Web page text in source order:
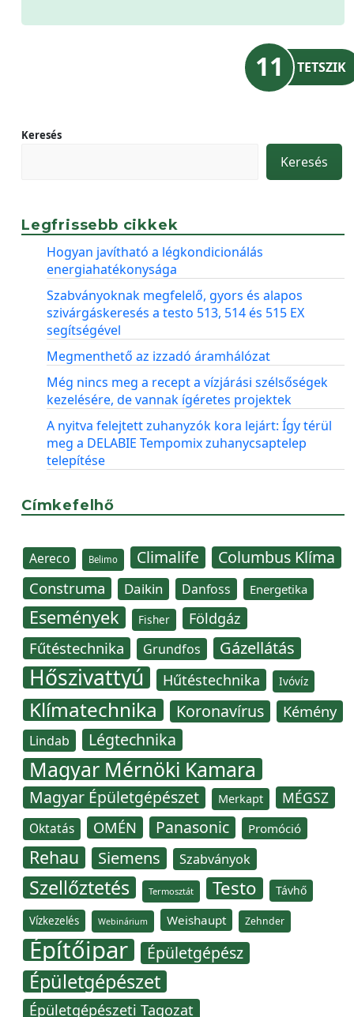
11 TETSZIK
Keresés
Keresés
Legfrissebb cikkek
Hogyan javítható a légkondicionálás
energiahatékonysága
Szabványoknak megfelelő, gyors és alapos
szivárgáskeresés a testo 513, 514 és 515 EX
segítségével
Megmenthető az izzadó áramhálózat
Még nincs meg a recept a vízjárási szélsőségek
kezelésére, de vannak ígéretes projektek
A nyitva felejtett zuhanyzók kora lejárt: Így térül
meg a DELABIE Tempomix zuhanycsaptelep
telepítése
Címkefelhő
Aereco Belimo Climalife Columbus Klíma
Construma Daikin Danfoss Energetika
Események Fisher Földgáz
Fűtéstechnika Grundfos Gázellátás
Hőszivattyú Hűtéstechnika Ivóvíz
Klímatechnika Koronavírus Kémény
Lindab Légtechnika
Magyar Mérnöki Kamara
Magyar Épületgépészet Merkapt MÉGSZ
Oktatás OMÉN Panasonic Promóció
Rehau Siemens Szabványok
Szellőztetés Termosztát Testo Távhő
Vízkezelés Webinárium Weishaupt Zehnder
Építőipar Épületgépész
Épületgépészet
Épületgépészeti Tagozat